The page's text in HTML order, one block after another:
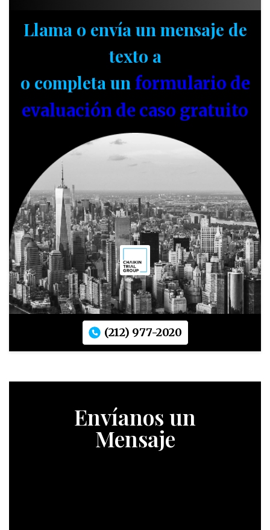
Llama o envía un mensaje de
texto a
o completa un formulario de
evaluación de caso gratuito
(212) 977-2020
Envíanos un
Mensaje